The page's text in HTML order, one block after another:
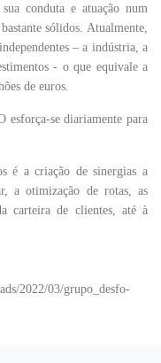
conduta e atuação num
sólidos. Atualmente,
– a indústria, a
- o que equivale a
de euros.
esforça-se diariamente para
é a criação de sinergias a
a otimização de rotas, as
carteira de clientes, até à